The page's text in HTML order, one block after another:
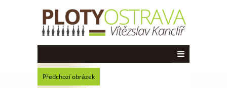
Předchozí obrázek